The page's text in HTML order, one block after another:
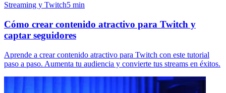
Streaming y Twitch5 min
Cómo crear contenido atractivo para Twitch y
captar seguidores
Aprende a crear contenido atractivo para Twitch con este tutorial
paso a paso. Aumenta tu audiencia y convierte tus streams en éxitos.